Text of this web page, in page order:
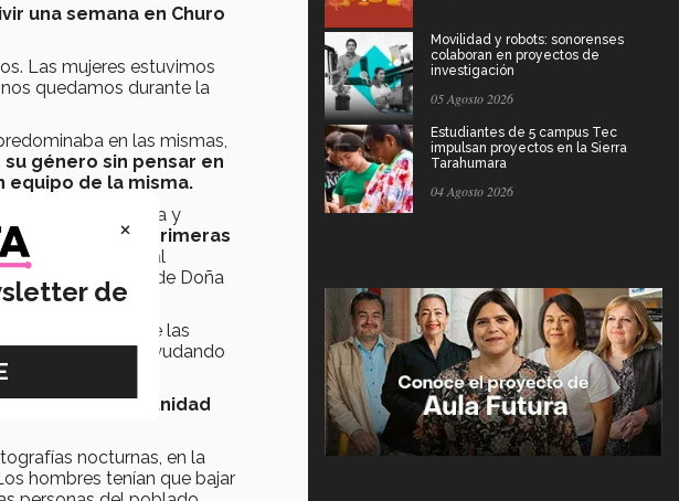
una semana en Churo
Las mujeres estuvimos
quedamos durante la
en las mismas,
género sin pensar en
equipo de la misma.
en Chihuahua y
desde las primeras
de llegar al
por la familia de Doña
los intestinos de las
pero estaba ayudando
casa de la comunidad
nocturnas, en la
hombres tenían que bajar
Movilidad y robots: sonorenses
colaboran en proyectos de
investigación
05 Agosto 2026
Estudiantes de 5 campus Tec
impulsan proyectos en la Sierra
Tarahumara
04 Agosto 2026
×
de